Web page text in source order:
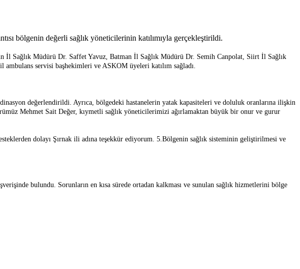
bölgenin değerli sağlık yöneticilerinin katılımıyla gerçekleştirildi.
İl Sağlık Müdürü Dr. Saffet Yavuz, Batman İl Sağlık Müdürü Dr. Semih Canpolat, Siirt İl Sağlık
servisi başhekimleri ve ASKOM üyeleri katılım sağladı.
değerlendirildi. Ayrıca, bölgedeki hastanelerin yatak kapasiteleri ve doluluk oranlarına ilişkin
Mehmet Sait Değer, kıymetli sağlık yöneticilerimizi ağırlamaktan büyük bir onur ve gurur
dolayı Şırnak ili adına teşekkür ediyorum. 5.Bölgenin sağlık sisteminin geliştirilmesi ve
bulundu. Sorunların en kısa sürede ortadan kalkması ve sunulan sağlık hizmetlerini bölge